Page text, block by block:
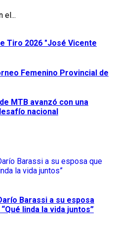
el...
Tiro 2026 "José Vicente
Femenino Provincial de
MTB avanzó con una
nacional
Barassi a su esposa
linda la vida juntos”